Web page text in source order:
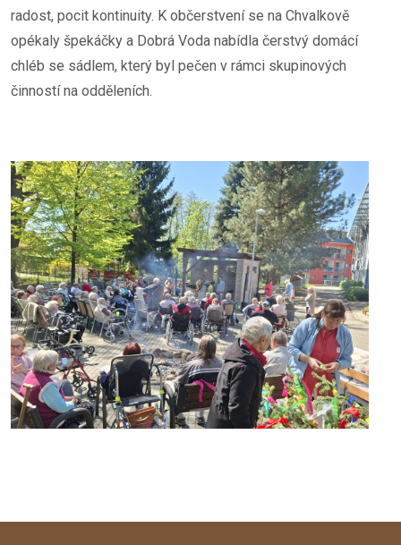
radost, pocit kontinuity. K občerstvení se na Chvalkově
opékaly špekáčky a Dobrá Voda nabídla čerstvý domácí
chléb se sádlem, který byl pečen v rámci skupinových
činností na odděleních.